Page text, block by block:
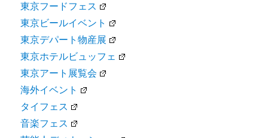
東京フードフェス
東京ビールイベント
東京デパート物産展
東京ホテルビュッフェ
東京アート展覧会
海外イベント
タイフェス
音楽フェス